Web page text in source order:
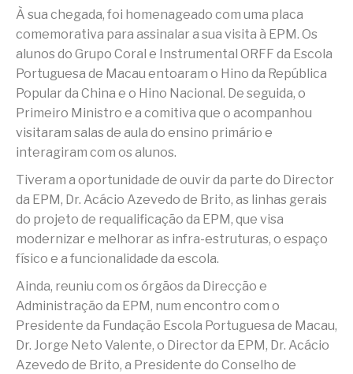
À sua chegada, foi homenageado com uma placa
comemorativa para assinalar a sua visita à EPM. Os
alunos do Grupo Coral e Instrumental ORFF da Escola
Portuguesa de Macau entoaram o Hino da República
Popular da China e o Hino Nacional. De seguida, o
Primeiro Ministro e a comitiva que o acompanhou
visitaram salas de aula do ensino primário e
interagiram com os alunos.
Tiveram a oportunidade de ouvir da parte do Director
da EPM, Dr. Acácio Azevedo de Brito, as linhas gerais
do projeto de requalificação da EPM, que visa
modernizar e melhorar as infra-estruturas, o espaço
físico e a funcionalidade da escola.
Ainda, reuniu com os órgãos da Direcção e
Administração da EPM, num encontro com o
Presidente da Fundação Escola Portuguesa de Macau,
Dr. Jorge Neto Valente, o Director da EPM, Dr. Acácio
Azevedo de Brito, a Presidente do Conselho de